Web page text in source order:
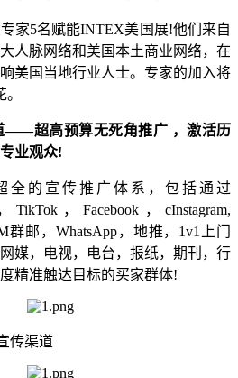
5名赋能INTEX美国展!他们来自
人脉网络和美国本土商业网络，在
美国当地行业人士。专家的加入将
超高预算无死角推广 ，激活历
业观众!
的宣传推广体系，包括通过
，Facebook，cInstagram,
群邮，WhatsApp，地推，1v1上门
媒，电视，电台，报纸，期刊，行
精准触达目标的买家群体!
渠道